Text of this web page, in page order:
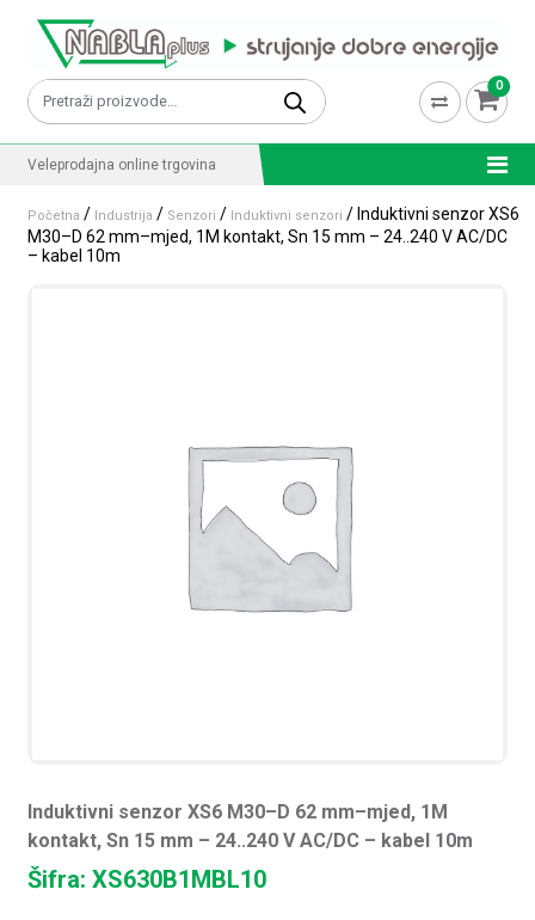
Pretraži: 0
Veleprodajna online trgovina
Početna / Industrija / Senzori / Induktivni senzori / Induktivni senzor XS6
M30–D 62 mm–mjed, 1M kontakt, Sn 15 mm – 24..240 V AC/DC
– kabel 10m
Induktivni senzor XS6 M30–D 62 mm–mjed, 1M
kontakt, Sn 15 mm – 24..240 V AC/DC – kabel 10m
Šifra: XS630B1MBL10